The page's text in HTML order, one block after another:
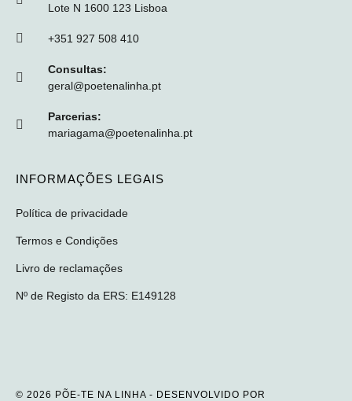
Lote N 1600 123 Lisboa
+351 927 508 410
Consultas:
geral@poetenalinha.pt
Parcerias:
mariagama@poetenalinha.pt
INFORMAÇÕES LEGAIS
Política de privacidade
Termos e Condições
Livro de reclamações
Nº de Registo da ERS: E149128
© 2026 PÕE-TE NA LINHA - DESENVOLVIDO POR